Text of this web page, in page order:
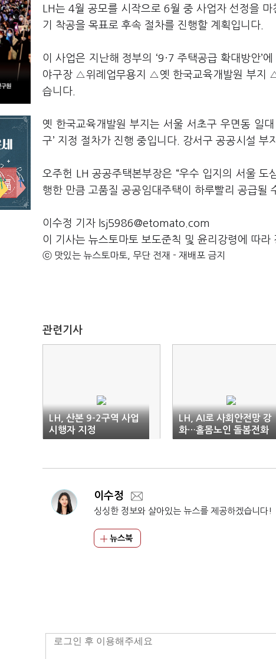
LH는 4월 공모를 시작으로 6월 중 사업자 선정을
기 착공을 목표로 후속 절차를 진행할 계획입니다.
이 사업은 지난해 정부의 ‘9·7 주택공급 확대방안’
야구장 △위례업무용지 △옛 한국교육개발원 부지
습니다.
옛 한국교육개발원 부지는 서울 서초구 우면동 일
구’ 지정 절차가 진행 중입니다. 강서구 공공시설 부
오주헌 LH 공공주택본부장은 “우수 입지의 서울 도
행한 만큼 고품질 공공임대주택이 하루빨리 공급될
이수정 기자 lsj5986@etomato.com
이 기사는 뉴스토마토 보도준칙 및 윤리강령에 따라
ⓒ 맛있는 뉴스토마토, 무단 전재 - 재배포 금지
관련기사
LH, 산본 9-2구역 사업
시행자 지정
LH, AI로 사회안전망 강
화…홀몸노인 돌봄전화
확대
이수정
싱싱한 정보와 살아있는 뉴스를 제공하겠습니다!
뉴스북